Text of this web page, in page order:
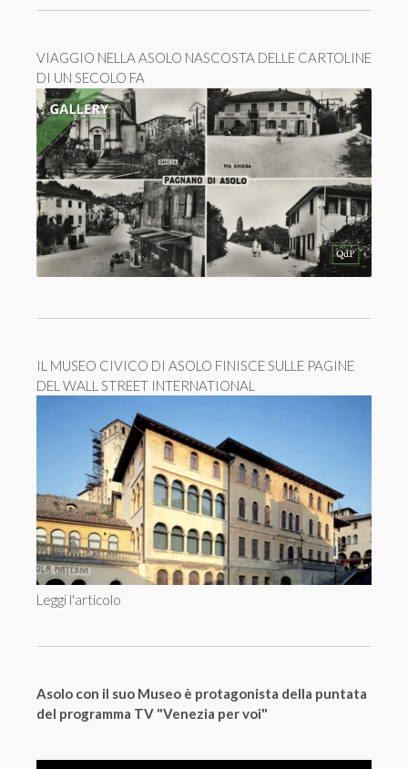
VIAGGIO NELLA ASOLO NASCOSTA DELLE CARTOLINE
DI UN SECOLO FA
IL MUSEO CIVICO DI ASOLO FINISCE SULLE PAGINE
DEL WALL STREET INTERNATIONAL
Leggi l'articolo
Asolo con il suo Museo è protagonista della puntata
del programma TV "Venezia per voi"